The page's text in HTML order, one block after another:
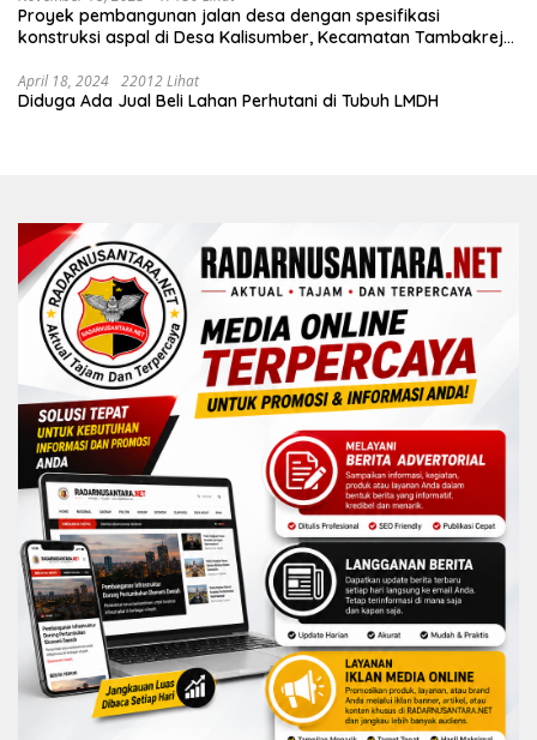
Proyek pembangunan jalan desa dengan spesifikasi
konstruksi aspal di Desa Kalisumber, Kecamatan Tambakrejo,
tahun 2023
April 18, 2024 22012 Lihat
Diduga Ada Jual Beli Lahan Perhutani di Tubuh LMDH